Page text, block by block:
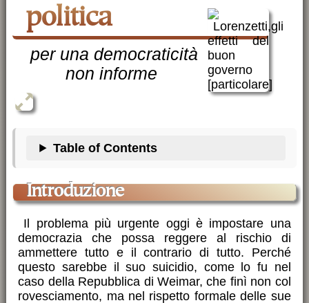
politica
per una democraticità
non informe
Table of Contents
Introduzione
Il problema più urgente oggi è impostare una
democrazia che possa reggere al rischio di
ammettere tutto e il contrario di tutto. Perché
questo sarebbe il suo suicidio, come lo fu nel
caso della Repubblica di Weimar, che finì non col
rovesciamento, ma nel rispetto formale delle sue